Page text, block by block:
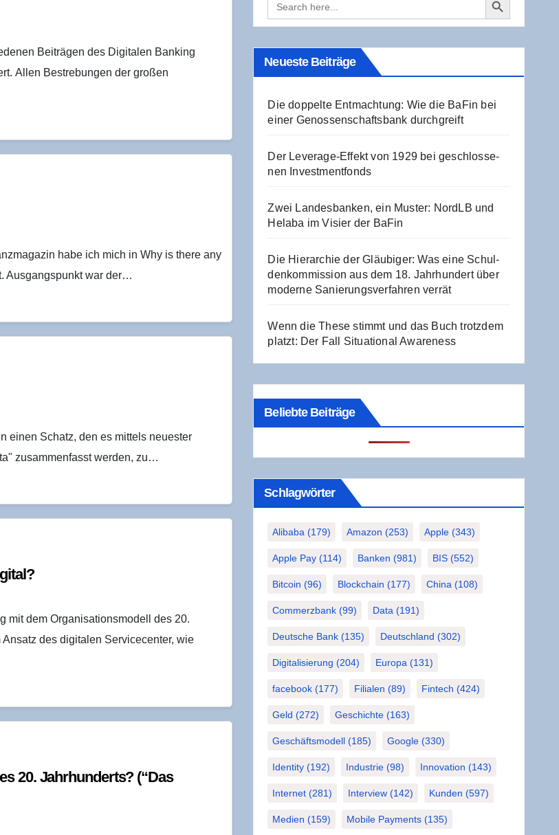
Beiträgen des Digitalen Banking
Allen Bestrebungen der großen
habe ich mich in Why is there any
Ausgangspunkt war der…
einen Schatz, den es mittels neuester
zusammenfasst werden, zu…
mit dem Organisationsmodell des 20.
des digitalen Servicecenter, wie
20. Jahr­hun­derts? (“Das
for:
Neu­es­te Beiträge
Die dop­pel­te Ent­mach­tung: Wie die BaFin bei
einer Genos­sen­schafts­bank durchgreift
Der Levera­ge-Effekt von 1929 bei geschlos­se­
nen Investmentfonds
Zwei Lan­des­ban­ken, ein Mus­ter: NordLB und
Hela­ba im Visier der BaFin
Die Hier­ar­chie der Gläu­bi­ger: Was eine Schul­
den­kom­mis­si­on aus dem 18. Jahr­hun­dert über
moder­ne Sanie­rungs­ver­fah­ren verrät
Wenn die The­se stimmt und das Buch trotz­dem
platzt: Der Fall Situa­tio­nal Awareness
Beliebte Beiträge
Schlag­wör­ter
Alibaba (179) Amazon (253) Apple (343)
Apple Pay (114) Banken (981) BIS (552)
Bitcoin (96) Blockchain (177) China (108)
Commerzbank (99) Data (191)
Deutsche Bank (135) Deutschland (302)
Digitalisierung (204) Europa (131)
facebook (177) Filialen (89) Fintech (424)
Geld (272) Geschichte (163)
Geschäftsmodell (185) Google (330)
Identity (192) Industrie (98) Innovation (143)
Internet (281) Interview (142) Kunden (597)
Medien (159) Mobile Payments (135)